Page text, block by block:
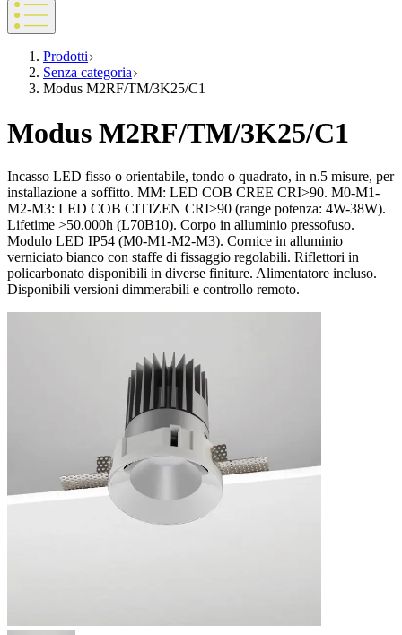
Prodotti
Senza categoria
Modus M2RF/TM/3K25/C1
Modus M2RF/TM/3K25/C1
Incasso LED fisso o orientabile, tondo o quadrato, in n.5 misure, per
installazione a soffitto. MM: LED COB CREE CRI>90. M0-M1-
M2-M3: LED COB CITIZEN CRI>90 (range potenza: 4W-38W).
Lifetime >50.000h (L70B10). Corpo in alluminio pressofuso.
Modulo LED IP54 (M0-M1-M2-M3). Cornice in alluminio
verniciato bianco con staffe di fissaggio regolabili. Riflettori in
policarbonato disponibili in diverse finiture. Alimentatore incluso.
Disponibili versioni dimmerabili e controllo remoto.